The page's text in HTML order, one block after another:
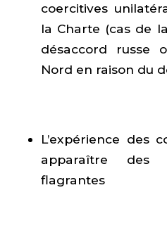
coercitives
la Charte (cas de
désaccord russe
Nord en raison du
L’expérience des
apparaître des
flagrantes